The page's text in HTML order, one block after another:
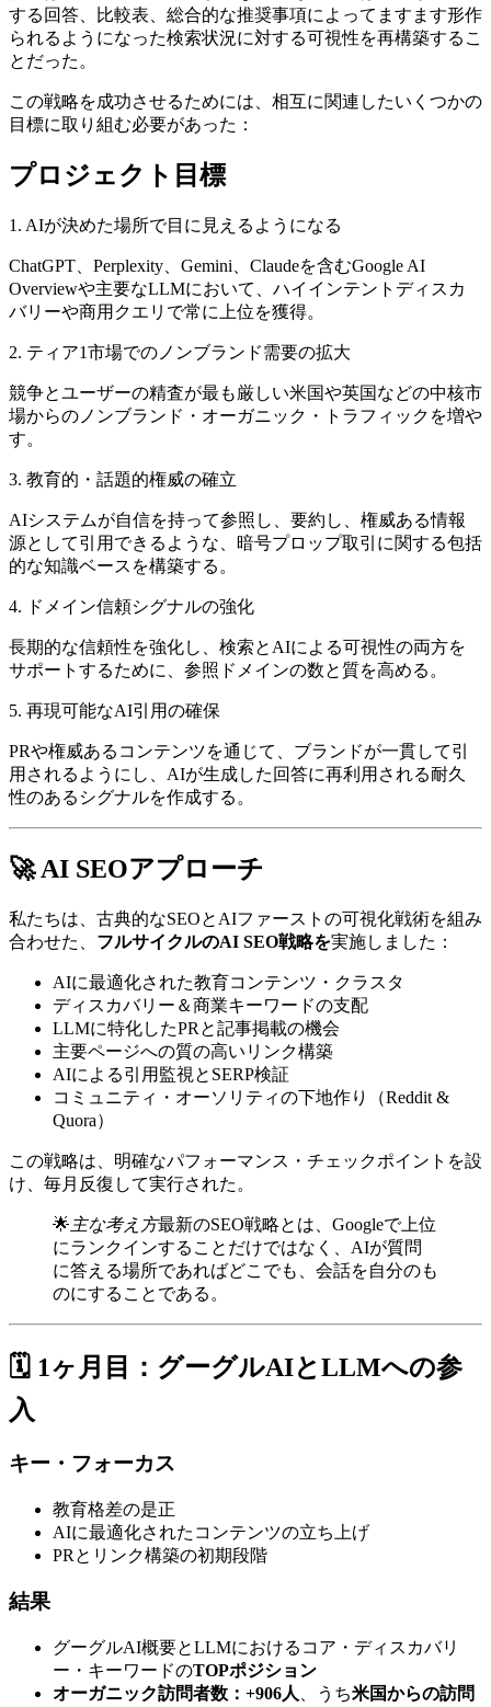
する回答、比較表、総合的な推奨事項によってますます形作
られるようになった検索状況に対する可視性を再構築するこ
とだった。
この戦略を成功させるためには、相互に関連したいくつかの
目標に取り組む必要があった：
プロジェクト目標
1. AIが決めた場所で目に見えるようになる
ChatGPT、Perplexity、Gemini、Claudeを含むGoogle AI
Overviewや主要なLLMにおいて、ハイインテントディスカ
バリーや商用クエリで常に上位を獲得。
2. ティア1市場でのノンブランド需要の拡大
競争とユーザーの精査が最も厳しい米国や英国などの中核市
場からのノンブランド・オーガニック・トラフィックを増や
す。
3. 教育的・話題的権威の確立
AIシステムが自信を持って参照し、要約し、権威ある情報
源として引用できるような、暗号プロップ取引に関する包括
的な知識ベースを構築する。
4. ドメイン信頼シグナルの強化
長期的な信頼性を強化し、検索とAIによる可視性の両方を
サポートするために、参照ドメインの数と質を高める。
5. 再現可能なAI引用の確保
PRや権威あるコンテンツを通じて、ブランドが一貫して引
用されるようにし、AIが生成した回答に再利用される耐久
性のあるシグナルを作成する。
🚀 AI SEOアプローチ
私たちは、古典的なSEOとAIファーストの可視化戦術を組み
合わせた、 フルサイクルのAI SEO戦略を実施しました：
AIに最適化された教育コンテンツ・クラスタ
ディスカバリー＆商業キーワードの支配
LLMに特化したPRと記事掲載の機会
主要ページへの質の高いリンク構築
AIによる引用監視とSERP検証
コミュニティ・オーソリティの下地作り（Reddit &
Quora）
この戦略は、明確なパフォーマンス・チェックポイントを設
け、毎月反復して実行された。
🌟 主な考え方最新のSEO戦略とは、Googleで上位
にランクインすることだけではなく、AIが質問
に答える場所であればどこでも、会話を自分のも
のにすることである。
🗓️ 1ヶ月目：グーグルAIとLLMへの参
入
キー・フォーカス
教育格差の是正
AIに最適化されたコンテンツの立ち上げ
PRとリンク構築の初期段階
結果
グーグルAI概要とLLMにおけるコア・ディスカバリ
ー・キーワードのTOPポジション
オーガニック訪問者数：+906人
、うち米国からの訪問